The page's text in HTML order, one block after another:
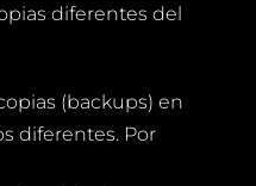
diferentes del
(backups) en
diferentes. Por